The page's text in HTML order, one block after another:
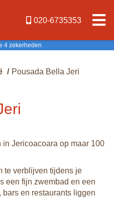
020-6735353
4 zekerheden
/ Pousada Bella Jeri
Jericoacoara op maar 100
te verblijven tijdens je
een fijn zwembad en een
en restaurants liggen